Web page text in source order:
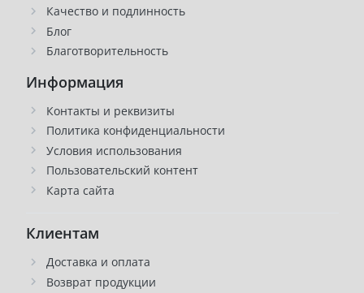
Качество и подлинность
Блог
Благотворительность
Информация
Контакты и реквизиты
Политика конфиденциальности
Условия использования
Пользовательский контент
Карта сайта
Клиентам
Доставка и оплата
Возврат продукции